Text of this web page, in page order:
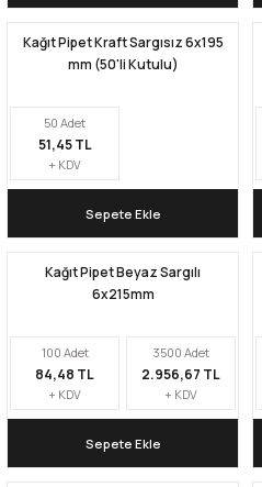
Kağıt Pipet Kraft Sargısız 6x195
mm (50'li Kutulu)
50 Adet
51,45 TL
+ KDV
Sepete Ekle
Kağıt Pipet Beyaz Sargılı
6x215mm
100 Adet
84,48 TL
+ KDV
3500 Adet
2.956,67 TL
+ KDV
Sepete Ekle